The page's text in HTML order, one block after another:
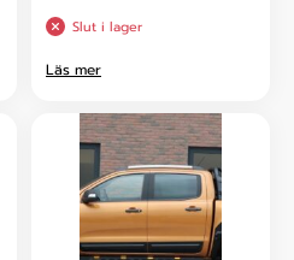
Slut i lager
Läs mer